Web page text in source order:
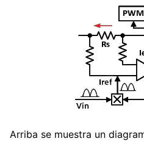
Arriba se muestra un